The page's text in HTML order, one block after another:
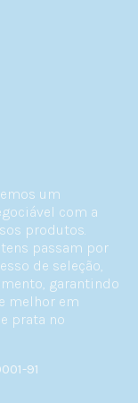
um
com a
produtos.
passam por
de seleção,
garantindo
melhor em
prata no
91